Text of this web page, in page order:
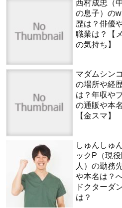
西村成忠（
の息子）の
歴は？俳優
職業は？【
の気持ち】
マダムシン
の場所や経
は？年収や
の通販や本
【金スマ】
しゅんしゅ
ックP（現
人）の勤務
や本名は？
ドクターダ
は？